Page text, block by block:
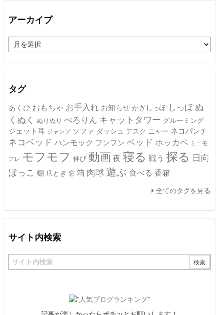
アーカイブ
ー
カ
イ
タグ
あくび おもちゃ お手入れ お知らせ かぎしっぽ しっぽ ぬ
くぬく ぬりぬり ぺろりん キャットタワー グルーミング
ジェット耳 ジャンプ ソファ ダッシュ デスク ニャー ネコパンチ
ネコベッド ハンモック フンフン ベッド ホッカペ ミニモ
アレ モフモフ 伸び 動画 夜 寝る 戦う 探る 日向
ぼっこ 棚 爪とぎ 窓 箱 肉球 遊ぶ 食べる 香箱
全てのタグを見る
サイト内検索